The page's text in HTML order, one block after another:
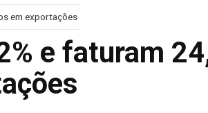
em exportações
e faturam